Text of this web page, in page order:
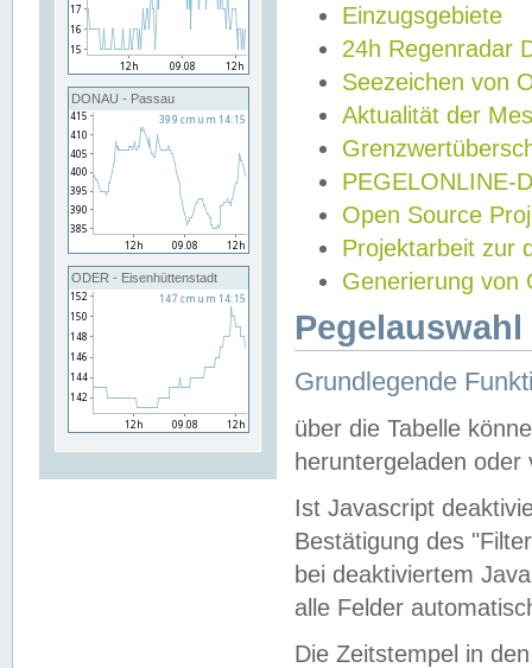
DONAU - Passau
ODER - Eisenhüttenstadt
Einzugsgebiete
24h Regenradar
Seezeichen von
Aktualität der
PEGELONLINE-
Open Source
Projektarbeit zur
Generierung von
Grundlegende
über die Tabelle
heruntergeladen oder
Ist Javascript
Bestätigung des
bei deaktiviertem
alle Felder
Die Zeitstempel in